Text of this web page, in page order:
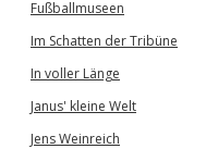
Fußballmuseen
Im Schatten der Tribüne
In voller Länge
Janus' kleine Welt
Jens Weinreich